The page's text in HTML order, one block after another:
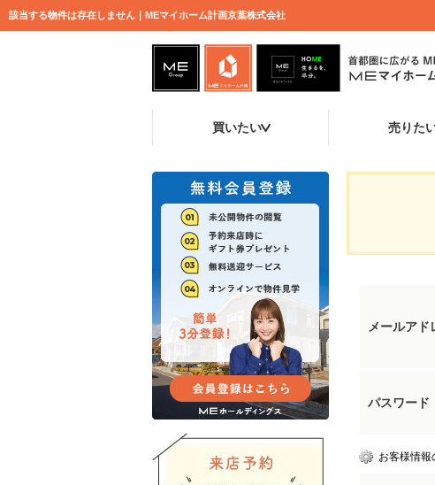
該当する物件は存在しません｜MEマイホーム計画京葉株式会社
買いたい 売りた
メールアド
パスワード
お客様情報